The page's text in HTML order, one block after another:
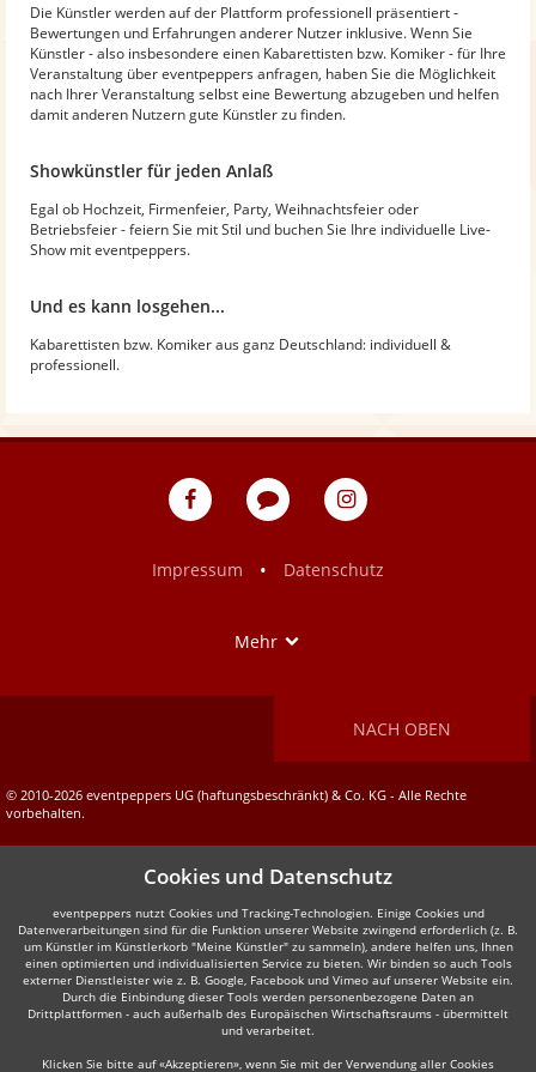
Die Künstler werden auf der Plattform professionell präsentiert -
Bewertungen und Erfahrungen anderer Nutzer inklusive. Wenn Sie
Künstler - also insbesondere einen Kabarettisten bzw. Komiker - für Ihre
Veranstaltung über eventpeppers anfragen, haben Sie die Möglichkeit
nach Ihrer Veranstaltung selbst eine Bewertung abzugeben und helfen
damit anderen Nutzern gute Künstler zu finden.
Showkünstler für jeden Anlaß
Egal ob Hochzeit, Firmenfeier, Party, Weihnachtsfeier oder
Betriebsfeier - feiern Sie mit Stil und buchen Sie Ihre individuelle Live-
Show mit eventpeppers.
Und es kann losgehen...
Kabarettisten bzw. Komiker aus ganz Deutschland: individuell &
professionell.
eventpeppers
Blog
eventpeppers
Impressum
• Datenschutz
Mehr
NACH OBEN
© 2010-2026 eventpeppers UG (haftungsbeschränkt) & Co. KG - Alle Rechte
vorbehalten.
Cookies und Datenschutz
eventpeppers nutzt Cookies und Tracking-Technologien. Einige Cookies und
Datenverarbeitungen sind für die Funktion unserer Website zwingend erforderlich (z. B.
um Künstler im Künstlerkorb "Meine Künstler" zu sammeln), andere helfen uns, Ihnen
einen optimierten und individualisierten Service zu bieten. Wir binden so auch Tools
externer Dienstleister wie z. B. Google, Facebook und Vimeo auf unserer Website ein.
Durch die Einbindung dieser Tools werden personenbezogene Daten an
Drittplattformen - auch außerhalb des Europäischen Wirtschaftsraums - übermittelt
und verarbeitet.
Klicken Sie bitte auf «Akzeptieren», wenn Sie mit der Verwendung aller Cookies